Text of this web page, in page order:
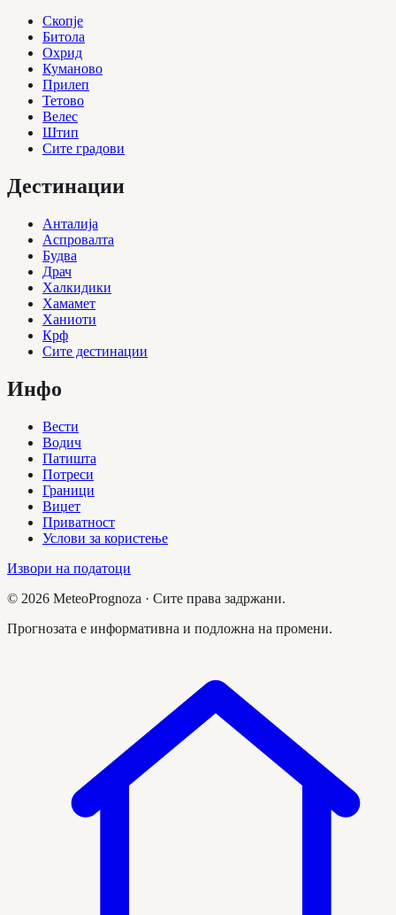
Скопје
Битола
Охрид
Куманово
Прилеп
Тетово
Велес
Штип
Сите градови
Дестинации
Анталија
Аспровалта
Будва
Драч
Халкидики
Хамамет
Ханиоти
Крф
Сите дестинации
Инфо
Вести
Водич
Патишта
Потреси
Граници
Виџет
Приватност
Услови за користење
Извори на податоци
© 2026 MeteoPrognoza · Сите права задржани.
Прогнозата е информативна и подложна на промени.